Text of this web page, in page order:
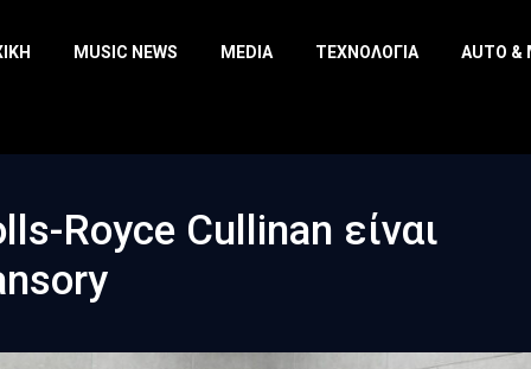
MUSIC NEWS MEDIA ΤΕΧΝΟΛΟΓΊΑ AUTO &
Royce Cullinan είναι